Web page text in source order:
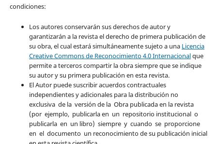
condiciones:
Los autores conservarán sus derechos de autor y
garantizarán a la revista el derecho de primera publicación de
su obra, el cual estará simultáneamente sujeto a una Licencia
Creative Commons de Reconocimiento 4.0 Internacionalque
permite a terceros compartir la obra siempre que se indique
su autor y su primera publicación en esta revista.
El Autor puede suscribir acuerdos contractuales
independientes y adicionales para la distribución no
exclusiva de la versión de la Obra publicada en la revista
(por ejemplo, publicarla en un repositorio institucional o
publicarla en un libro) siempre y cuando se proporcione
en el documento un reconocimiento de su publicación inicial